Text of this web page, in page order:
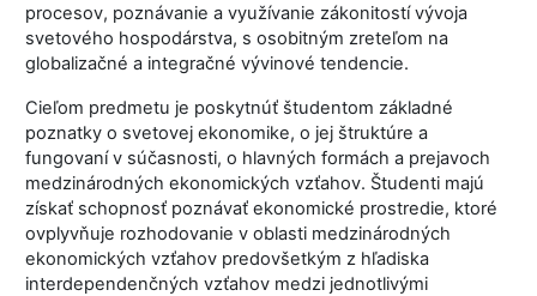
procesov, poznávanie a využívanie zákonitostí vývoja
svetového hospodárstva, s osobitným zreteľom na
globalizačné a integračné vývinové tendencie.
Cieľom predmetu je poskytnúť študentom základné
poznatky o svetovej ekonomike, o jej štruktúre a
fungovaní v súčasnosti, o hlavných formách a prejavoch
medzinárodných ekonomických vzťahov. Študenti majú
získať schopnosť poznávať ekonomické prostredie, ktoré
ovplyvňuje rozhodovanie v oblasti medzinárodných
ekonomických vzťahov predovšetkým z hľadiska
interdependenčných vzťahov medzi jednotlivými